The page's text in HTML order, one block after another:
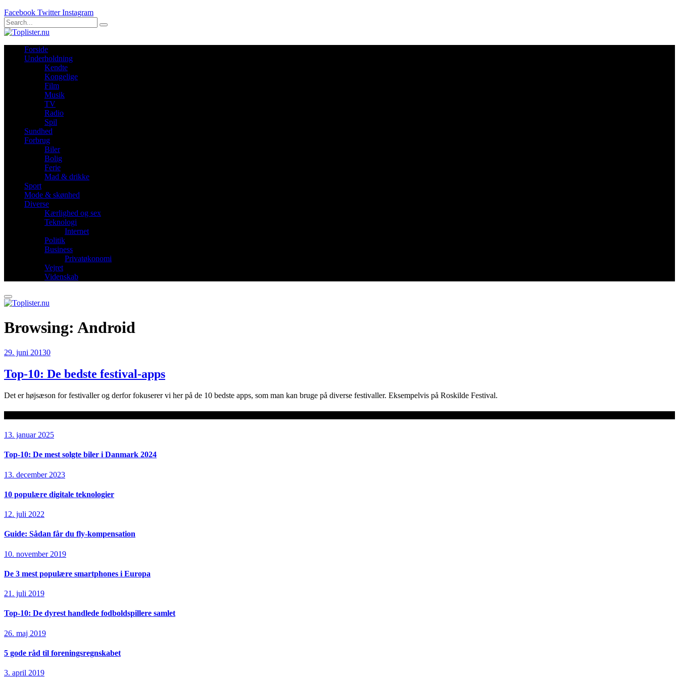
Facebook Twitter Instagram
Forside
Underholdning
Kendte
Kongelige
Film
Musik
TV
Radio
Spil
Sundhed
Forbrug
Biler
Bolig
Ferie
Mad & drikke
Sport
Mode & skønhed
Diverse
Kærlighed og sex
Teknologi
Internet
Politik
Business
Privatøkonomi
Vejret
Videnskab
Browsing: Android
29. juni 20130
Top-10: De bedste festival-apps
Det er højsæson for festivaller og derfor fokuserer vi her på de 10 bedste apps, som man kan bruge på diverse festivaller. Eksempelvis på Roskilde Festival.
13. januar 2025
Top-10: De mest solgte biler i Danmark 2024
13. december 2023
10 populære digitale teknologier
12. juli 2022
Guide: Sådan får du fly-kompensation
10. november 2019
De 3 mest populære smartphones i Europa
21. juli 2019
Top-10: De dyrest handlede fodboldspillere samlet
26. maj 2019
5 gode råd til foreningsregnskabet
3. april 2019